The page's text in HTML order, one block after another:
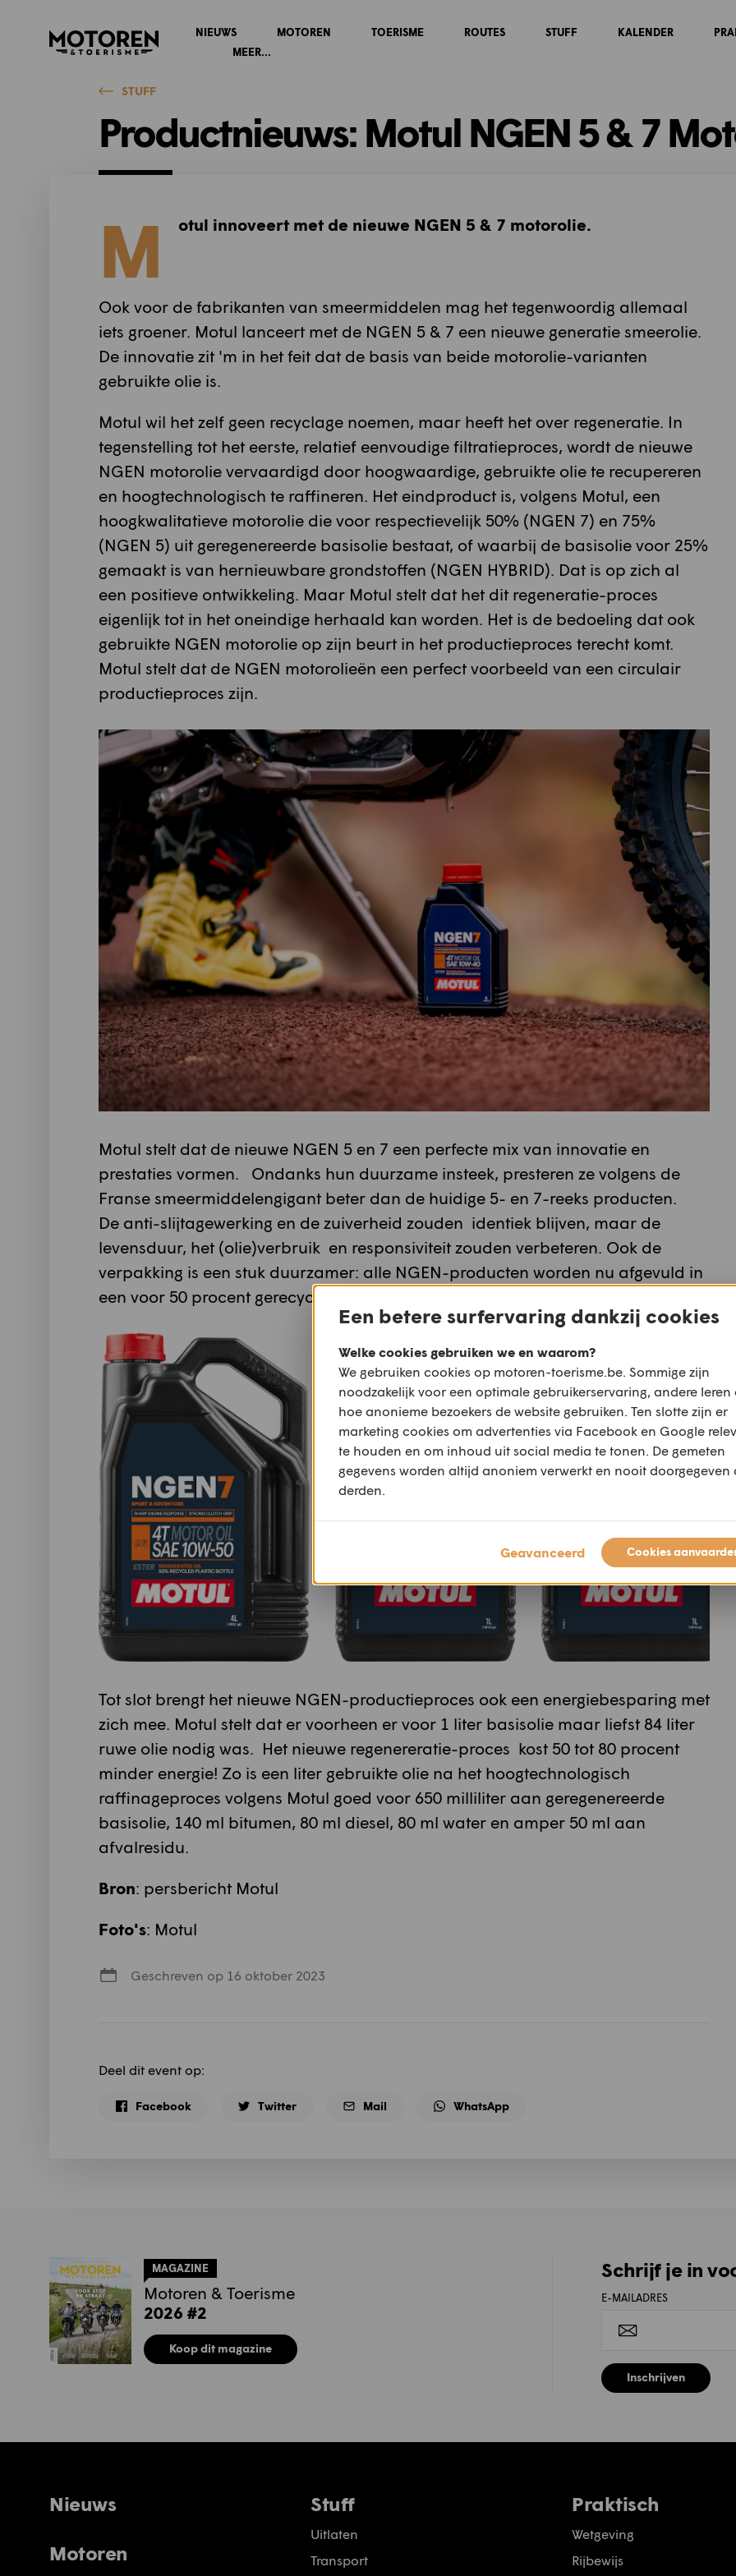
Homepage
NIEUWS MOTOREN TOERISME ROUTES STUFF KALENDER
MEER...
STUFF
Productnieuws: Motul NGEN 5 & 7
M otul innoveert met de nieuwe NGEN 5 & 7 motorolie.
Ook voor de fabrikanten van smeermiddelen mag het tegenwoordig allemaal
iets groener. Motul lanceert met de NGEN 5 & 7 een nieuwe generatie smeerolie.
De innovatie zit 'm in het feit dat de basis van beide motorolie-varianten
gebruikte olie is.
Motul wil het zelf geen recyclage noemen, maar heeft het over regeneratie. In
tegenstelling tot het eerste, relatief eenvoudige filtratieproces, wordt de nieuwe
NGEN motorolie vervaardigd door hoogwaardige, gebruikte olie te recupereren
en hoogtechnologisch te raffineren. Het eindproduct is, volgens Motul, een
hoogkwalitatieve motorolie die voor respectievelijk 50% (NGEN 7) en 75%
(NGEN 5) uit geregenereerde basisolie bestaat, of waarbij de basisolie voor 25%
gemaakt is van hernieuwbare grondstoffen (NGEN HYBRID). Dat is op zich al
een positieve ontwikkeling. Maar Motul stelt dat het dit regeneratie-proces
eigenlijk tot in het oneindige herhaald kan worden. Het is de bedoeling dat ook
gebruikte NGEN motorolie op zijn beurt in het productieproces terecht komt.
Motul stelt dat de NGEN motorolieën een perfect voorbeeld van een circulair
productieproces zijn.
Motul stelt dat de nieuwe NGEN 5 en 7 een perfecte mix van innovatie en
prestaties vormen. Ondanks hun duurzame insteek, presteren ze volgens de
Franse smeermiddelengigant beter dan de huidige 5- en 7-reeks producten.
De anti-slijtagewerking en de zuiverheid zouden identiek blijven, maar de
levensduur, het (olie)verbruik en responsiviteit zouden verbeteren. Ook de
verpakking is een stuk duurzamer: alle NGEN-producten worden nu afgevuld in
een voor 50 procent gerecycleerde, én volledig recycleerbare plastic bus.
Tot slot brengt het nieuwe NGEN-productieproces ook een energiebesparing met
zich mee. Motul stelt dat er voorheen er voor 1 liter basisolie maar liefst 84 liter
ruwe olie nodig was. Het nieuwe regenereratie-proces kost 50 tot 80 procent
minder energie! Zo is een liter gebruikte olie na het hoogtechnologisch
raffinageproces volgens Motul goed voor 650 milliliter aan geregenereerde
basisolie, 140 ml bitumen, 80 ml diesel, 80 ml water en amper 50 ml aan
afvalresidu.
Bron: persbericht Motul
Foto's: Motul
Geschreven op 16 oktober 2023
Deel dit event op:
Facebook Twitter Mail WhatsApp
MAGAZINE
Motoren & Toerisme
2026 #2
Koop dit magazine
Schrijf je in
E-MAILADRES
Inschrijven
Nieuws
Motoren
Stuff
Uitlaten
Transport
Praktisch
Wetgeving
Rijbewijs
Een betere surfervaring dankzij cookies
Welke cookies gebruiken we en waarom?
We gebruiken cookies op motoren-toerisme.be. Sommige zijn
noodzakelijk voor een optimale gebruikerservaring, andere leren
hoe anonieme bezoekers de website gebruiken. Ten slotte zijn er
marketing cookies om advertenties via Facebook en Google
te houden en om inhoud uit social media te tonen. De gemeten
gegevens worden altijd anoniem verwerkt en nooit doorgegeven
derden.
Geavanceerd Cookies